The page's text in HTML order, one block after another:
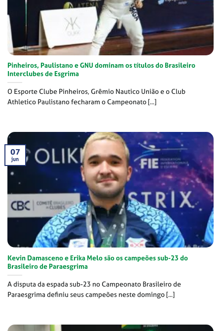
Pinheiros, Paulistano e GNU dominam os títulos do Brasileiro
Interclubes de Esgrima
O Esporte Clube Pinheiros, Grêmio Nautico União e o Club
Athletico Paulistano fecharam o Campeonato [...]
Kevin Damasceno e Erika Melo são os campeões sub-23 do
Brasileiro de Paraesgrima
A disputa da espada sub-23 no Campeonato Brasileiro de
Paraesgrima definiu seus campeões neste domingo [...]
07
jun